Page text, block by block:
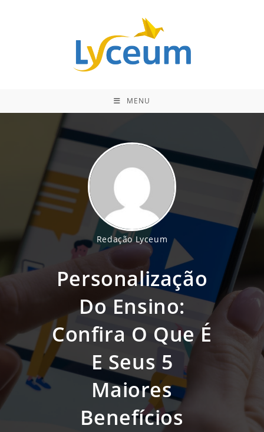
MENU
Redação Lyceum
Personalização
Do Ensino:
Confira O Que É
E Seus 5
Maiores
Benefícios